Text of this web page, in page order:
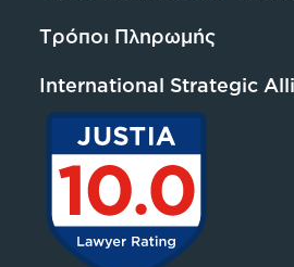
Τρόποι Πληρωμής
International Strategic